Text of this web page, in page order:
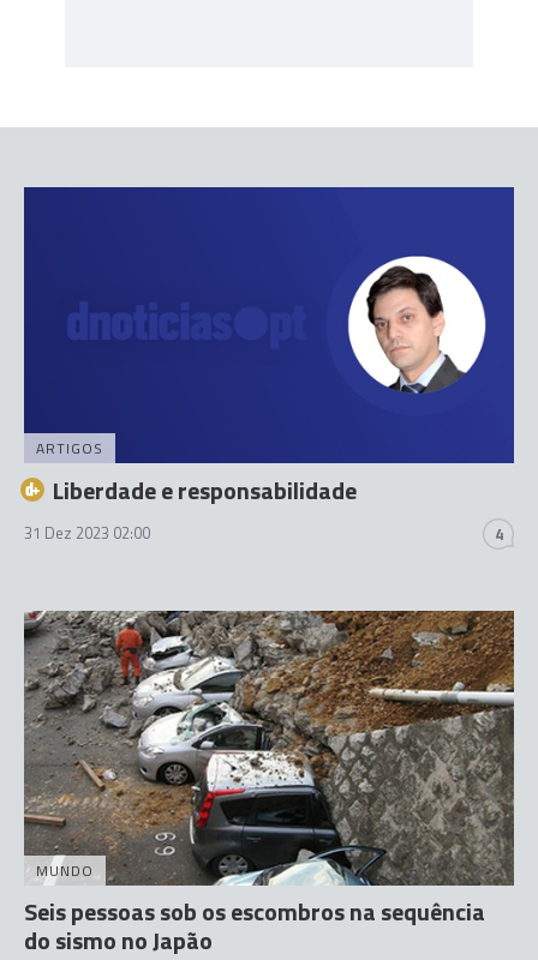
ARTIGOS
Liberdade e responsabilidade
31 Dez 2023 02:00 4
MUNDO
Seis pessoas sob os escombros na sequência
do sismo no Japão